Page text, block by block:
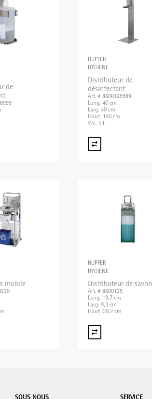
de
HUPFER
HYGIÈNE
Distributeur de
désinfectant
Art. # 8600129999
Long. 40 cm
Larg. 40 cm
Haut. 140 cm
Vol. 5 L
mobile
HUPFER
HYGIÈNE
Distributeur de savon
Art. # 8600129
Long. 19,7 cm
Larg. 9,3 cm
Haut. 30,2 cm